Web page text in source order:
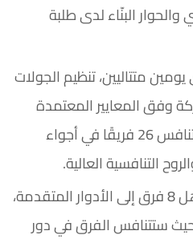
والحوار البنّاء لدى طلبة
متتاليين، تنظيم الجولات
وفق المعايير المعتمدة
للمناظرات الأكاديمية، حيث تنافس 26 فريقًا في أجواء
التنافسية العالية.
وأسفرت المنافسات عن تأهل 8 فرق إلى الأدوار المتقدمة،
حيث ستتنافس الفرق في دور